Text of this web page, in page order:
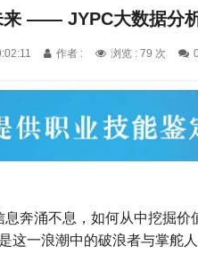
来 —— JYPC大数据分
作者 : 浏览 : 79 次
奔涌不息，如何从中挖掘
这一浪潮中的破浪者与掌舵